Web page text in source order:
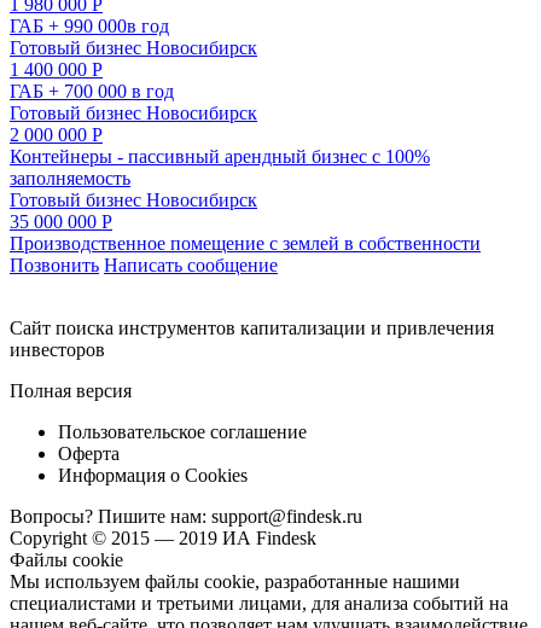
ГАБ + 990 000в год
Готовый бизнес Новосибирск
1 400 000 Р
ГАБ + 700 000 в год
Готовый бизнес Новосибирск
2 000 000 Р
Контейнеры - пассивный арендный бизнес с 100%
заполняемость
Готовый бизнес Новосибирск
35 000 000 Р
Производственное помещение с землей в собственности
Позвонить Написать сообщение
Cайт поиска инструментов капитализации и привлечения
инвесторов
Полная версия
Пользовательское соглашение
Оферта
Информация о Cookies
Вопросы? Пишите нам: support@findesk.ru
Copyright © 2015 — 2019 ИА Findesk
Файлы cookie
Мы используем файлы cookie, разработанные нашими
специалистами и третьими лицами, для анализа событий на